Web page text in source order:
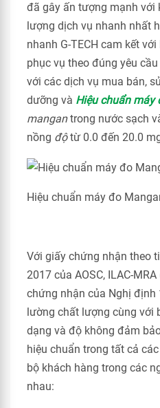
đã gây ấn tượng mạnh với
lượng dịch vụ nhanh nhất
nhanh G-TECH cam kết
phục vụ theo đúng yêu
với các dịch vụ mua bán,
dưỡng và Hiệu chuẩn máy
mangantrong nước sạch
nồng độtừ 0.0 đến 20.0
Hiệu chuẩn máy đo
Với giấy chứng nhận theo
2017 của AOSC, ILAC-
chứng nhận của Nghị định
lường chất lượng cùng với
dạng và độ không đảm
hiệu chuẩn trong tất cả
bộ khách hàng trong các
nhau: